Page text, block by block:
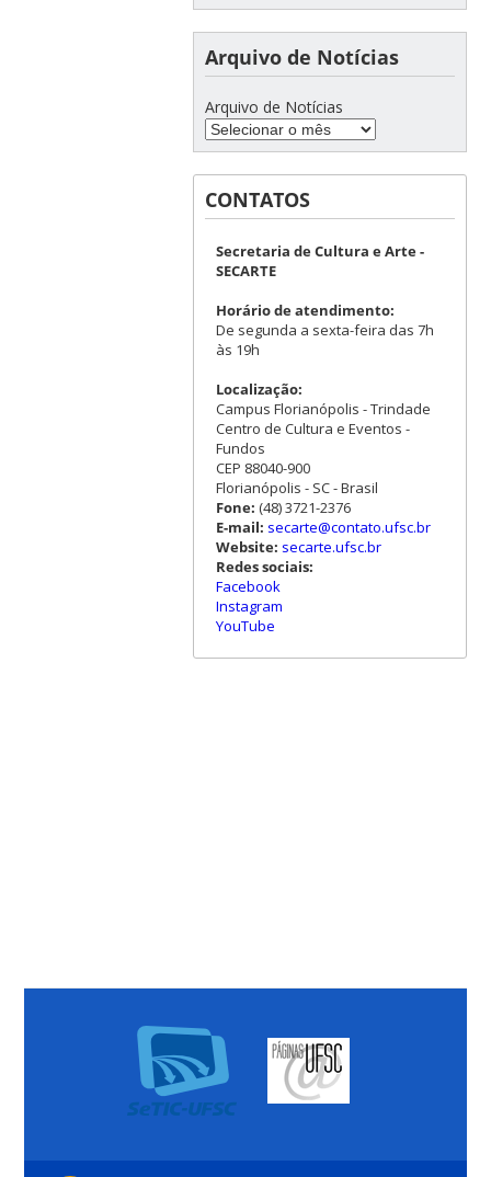
Arquivo de Notícias
Arquivo de Notícias
CONTATOS
Secretaria de Cultura e Arte -
SECARTE
Horário de atendimento:
De segunda a sexta-feira das 7h
às 19h
Localização:
Campus Florianópolis - Trindade
Centro de Cultura e Eventos -
Fundos
CEP 88040-900
Florianópolis - SC - Brasil
Fone: (48) 3721-2376
E-mail: secarte@contato.ufsc.br
Website: secarte.ufsc.br
Redes sociais:
Facebook
Instagram
YouTube